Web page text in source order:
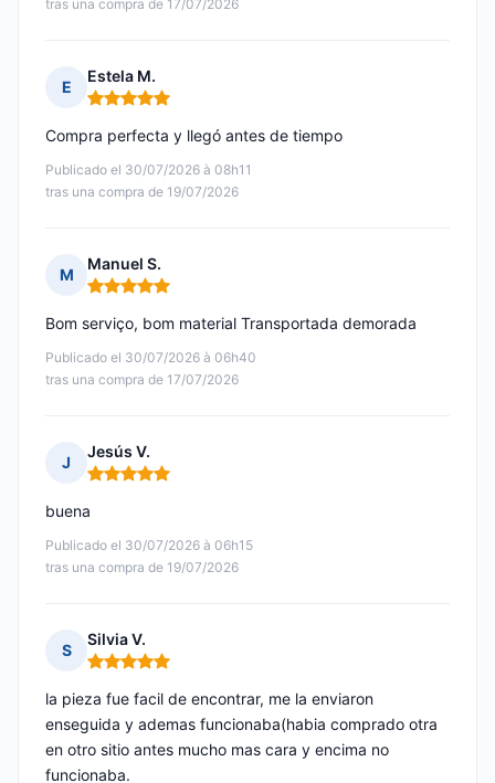
tras una compra de 17/07/2026
E
Estela M.
Nota: 5 de 5
Publicado el 30/07/2026 à 08h11
tras una compra de 19/07/2026
Compra perfecta y llegó antes de tiempo
M
Manuel S.
Nota: 5 de 5
Publicado el 30/07/2026 à 06h40
tras una compra de 17/07/2026
Bom serviço, bom material Transportada demorada
J
Jesús V.
Nota: 5 de 5
Publicado el 30/07/2026 à 06h15
tras una compra de 19/07/2026
buena
S
Silvia V.
Nota: 5 de 5
la pieza fue facil de encontrar, me la enviaron
enseguida y ademas funcionaba(habia comprado otra
en otro sitio antes mucho mas cara y encima no
funcionaba.